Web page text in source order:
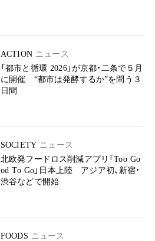
ACTION ニュース
「都市と循環 2026」が京都・二条で５月
に開催 “都市は発酵するか”を問う３
日間
SOCIETY ニュース
北欧発フードロス削減アプリ「Too Go
od To Go」日本上陸 アジア初、新宿・
渋谷などで開始
FOODS ニュース